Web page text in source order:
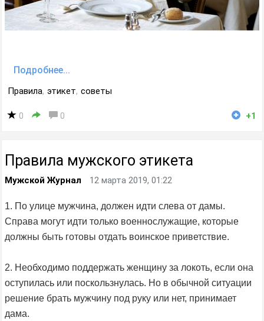
Подробнее...
Правила, этикет, советы
0 0 +1
Правила мужского этикета
Мужской Журнал 12 марта 2019, 01:22
1. По улице мужчина, должен идти слева от дамы.
Справа могут идти только военнослужащие, которые
должны быть готовы отдать воинское приветствие.
2. Необходимо поддержать женщину за локоть, если она
оступилась или поскользнулась. Но в обычной ситуации
решение брать мужчину под руку или нет, принимает
дама.